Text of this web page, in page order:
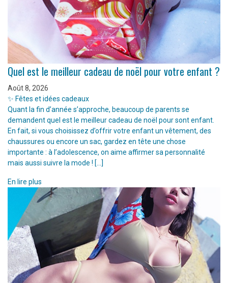
Quel est le meilleur cadeau de noël pour votre enfant ?
Août 8, 2026
✨ Fêtes et idées cadeaux
Quant la fin d’année s’approche, beaucoup de parents se
demandent quel est le meilleur cadeau de noël pour sont enfant.
En fait, si vous choisissez d’offrir votre enfant un vêtement, des
chaussures ou encore un sac, gardez en tête une chose
importante : à l’adolescence, on aime affirmer sa personnalité
mais aussi suivre la mode ! […]
En lire plus